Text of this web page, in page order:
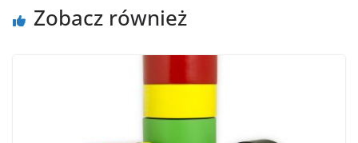
Zobacz również